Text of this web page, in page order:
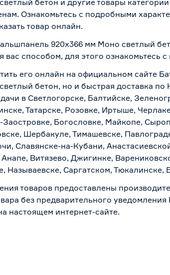
бетон и другие товары
Ознакомьтесь с подробными
товар онлайн.
920х366 мм Моно светлый
вас способом, для этого ознакомьтесь
его онлайн на официальном сайте
бетон, но и быстрая доставка
в Светлогорске, Балтийске,
Татарске, Розовке, Иртыше,
Богословке, Майкопе,
Шербакуле, Тимашевске,
Славянске-на-Кубани,
Витязево, Джигинке,
Называевске, Саргатском,
товаров предоставлены
без предварительного
настоящем интернет-сайте.